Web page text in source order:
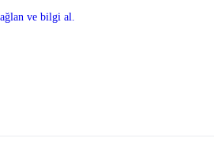
ve bilgi al.